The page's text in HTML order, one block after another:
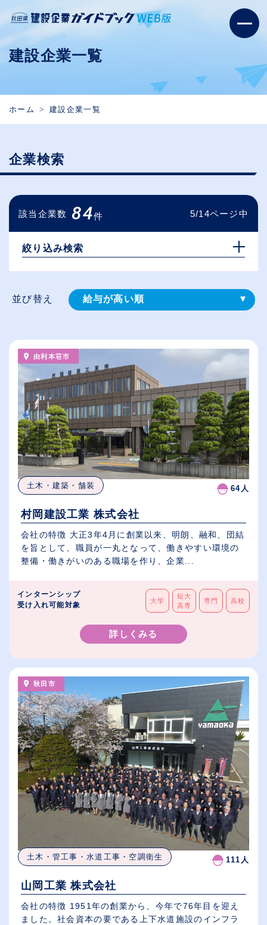
建設企業一覧
ホーム 建設企業一覧
企業検索
該当企業数 84件 5/14ページ中
絞り込み検索
並び替え 給与が高い順
休日数が多い順
由利本荘市
土木・建築・舗装 64人
村岡建設工業 株式会社
会社の特徴 大正3年4月に創業以来、明朗、融和、団結
を旨として、職員が一丸となって、働きやすい環境の
整備・働きがいのある職場を作り、企業...
インターンシップ
受け入れ可能対象
大学
短大
高専
専門 高校
詳しくみる
秋田市
土木・管工事・水道工事・空調衛生 111人
山岡工業 株式会社
会社の特徴 1951年の創業から、今年で76年目を迎え
ました。社会資本の要である上下水道施設のインフラ